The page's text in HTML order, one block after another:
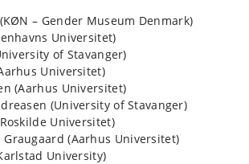
– Gender Museum Denmark)
Universitet)
of Stavanger)
Universitet)
(Aarhus Universitet)
(University of Stavanger)
Universitet)
Graugaard (Aarhus Universitet)
University)